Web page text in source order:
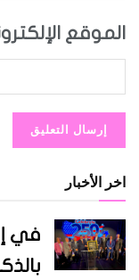
الموقع
اخر الأخبار
في